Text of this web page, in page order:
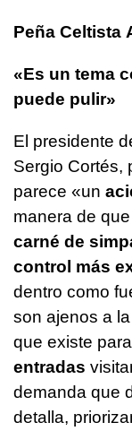
Peña Celtista
«Es un tema
puede pulir»
El presidente
Sergio Cortés,
parece «un
manera de
carné de
control más
dentro como
son ajenos a
que existe
entradas
demanda que
detalla,